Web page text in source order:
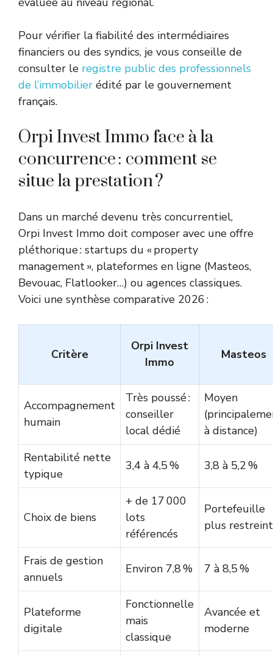
Pour vérifier la fiabilité des intermédiaires
financiers ou des syndics, je vous conseille de
consulter le registre public des professionnels
de l’immobilier édité par le gouvernement
français.
Orpi Invest Immo face à la
concurrence : comment se
situe la prestation ?
Dans un marché devenu très concurrentiel,
Orpi Invest Immo doit composer avec une offre
pléthorique : startups du « property
management », plateformes en ligne (Masteos,
Bevouac, Flatlooker…) ou agences classiques.
Voici une synthèse comparative 2026 :
Critère
Orpi Invest
Immo
Masteos
Accompagnement
humain
Très poussé :
conseiller
local dédié
Moyen
à distance)
Rentabilité nette
typique
3,4 à 4,5 % 3,8 à 5,2 %
Choix de biens
+ de 17 000
lots
référencés
Portefeuille
plus restreint
Frais de gestion
annuels
Environ 7,8 % 7 à 8,5 %
Plateforme
digitale
Fonctionnelle
mais
classique
Avancée et
moderne